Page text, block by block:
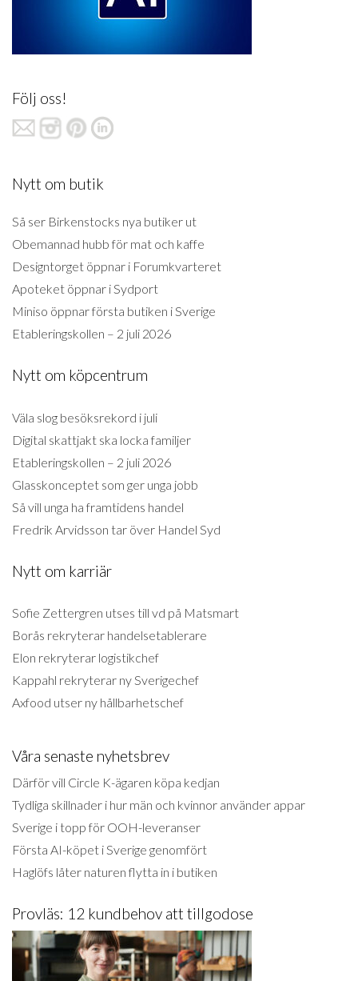
Följ oss!
Nytt om butik
Så ser Birkenstocks nya butiker ut
Obemannad hubb för mat och kaffe
Designtorget öppnar i Forumkvarteret
Apoteket öppnar i Sydport
Miniso öppnar första butiken i Sverige
Etableringskollen – 2 juli 2026
Nytt om köpcentrum
Väla slog besöksrekord i juli
Digital skattjakt ska locka familjer
Etableringskollen – 2 juli 2026
Glasskonceptet som ger unga jobb
Så vill unga ha framtidens handel
Fredrik Arvidsson tar över Handel Syd
Nytt om karriär
Sofie Zettergren utses till vd på Matsmart
Borås rekryterar handelsetablerare
Elon rekryterar logistikchef
Kappahl rekryterar ny Sverigechef
Axfood utser ny hållbarhetschef
Våra senaste nyhetsbrev
Därför vill Circle K-ägaren köpa kedjan
Tydliga skillnader i hur män och kvinnor använder appar
Sverige i topp för OOH-leveranser
Första AI-köpet i Sverige genomfört
Haglöfs låter naturen flytta in i butiken
Provläs: 12 kundbehov att tillgodose